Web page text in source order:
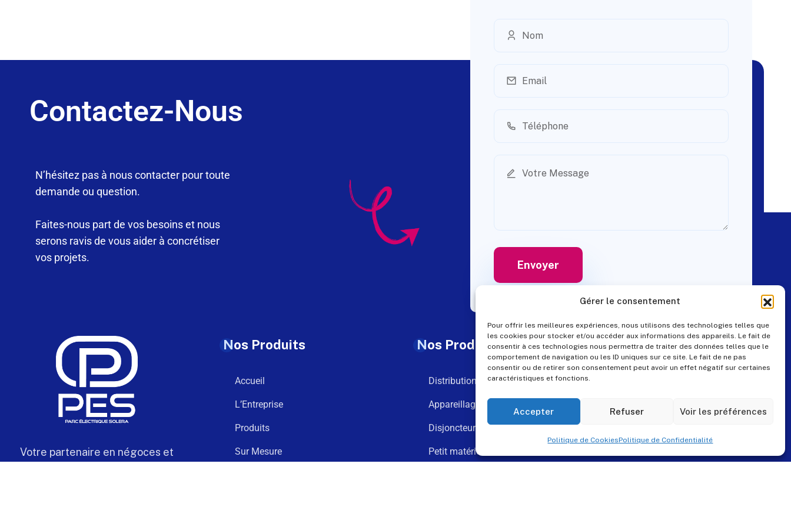
Gérer le consentement
Pour offrir les meilleures expériences, nous utilisons des technologies telles que
les cookies pour stocker et/ou accéder aux informations des appareils. Le fait de
consentir à ces technologies nous permettra de traiter des données telles que le
comportement de navigation ou les ID uniques sur ce site. Le fait de ne pas
consentir ou de retirer son consentement peut avoir un effet négatif sur certaines
caractéristiques et fonctions.
Accepter Refuser Voir les préférences
Politique de CookiesPolitique de Confidentialité
Contactez-Nous
N’hésitez pas à nous contacter pour toute
demande ou question.
Faites-nous part de vos besoins et nous
serons ravis de vous aider à concrétiser
vos projets.
Votre partenaire en négoces et
Nos Produits
Accueil
L’Entreprise
Produits
Sur Mesure
Nos Produits
Distribution
Appareillage
Disjoncteurs
Petit matériel
Contact
pes@pes-solutions.fr
8 Rue du Tonnelier,